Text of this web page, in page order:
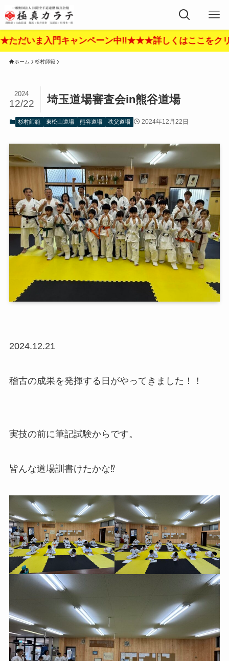
ャンペーン中‼︎★★★詳しくはここをクリック‼︎★★★
ホーム 杉村師範
埼玉道場審査会in熊谷道場
2024
12/22
杉村師範 東松山道場 熊谷道場 秩父道場 2024年12月22日
2024.12.21
稽古の成果を発揮する日がやってきました！！
実技の前に筆記試験からです。
皆んな道場訓書けたかな⁉︎